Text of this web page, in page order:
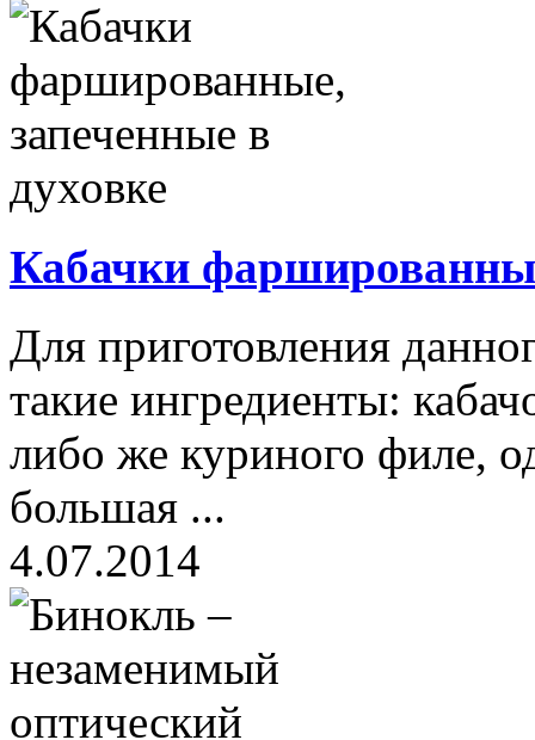
Кабачки
Для приготовления
такие ингредиенты:
либо же куриного филе,
большая ...
4.07.2014